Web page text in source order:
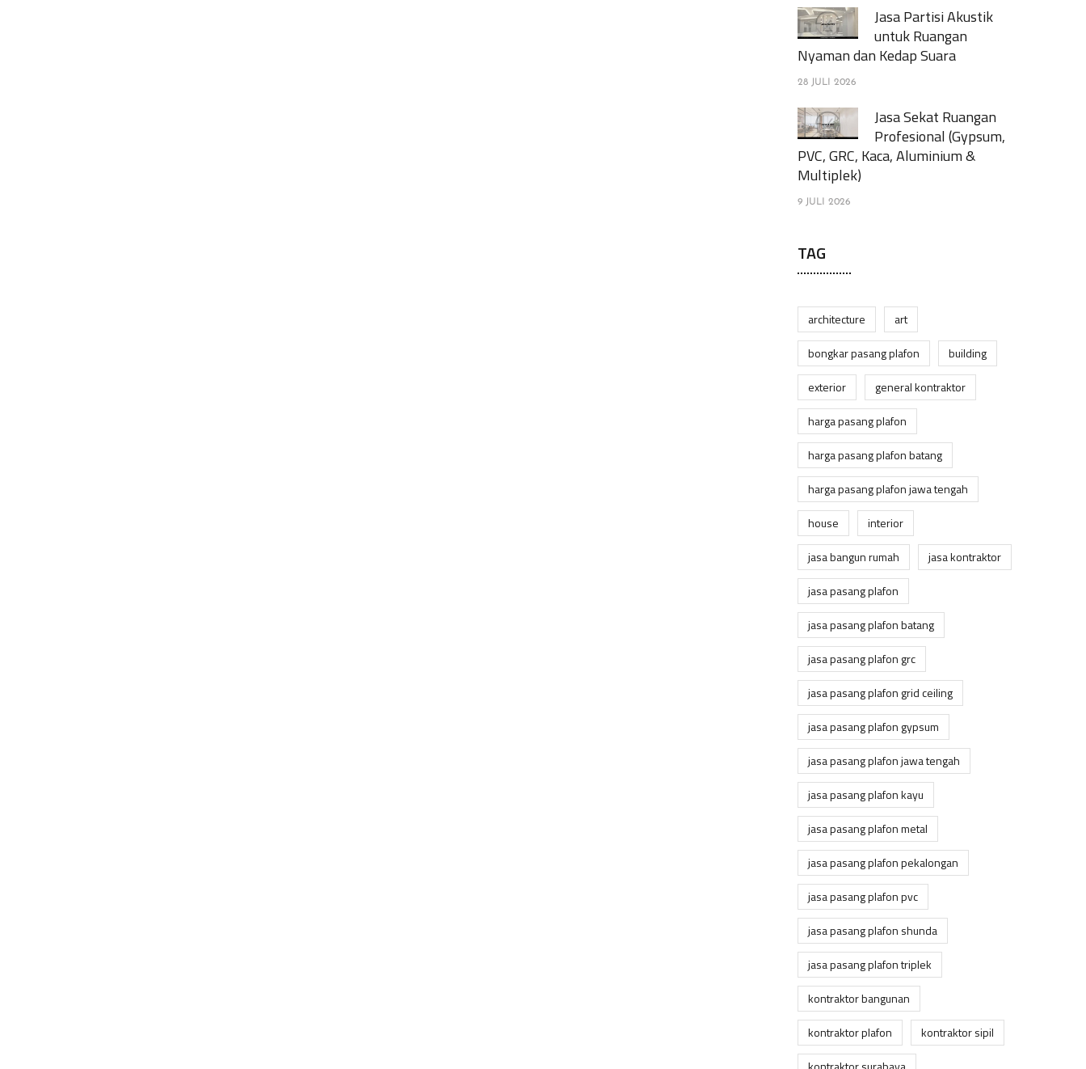
Jasa Partisi Akustik
untuk Ruangan
Nyaman dan Kedap Suara
28 JULI 2026
Jasa Sekat Ruangan
Profesional (Gypsum,
PVC, GRC, Kaca, Aluminium &
Multiplek)
9 JULI 2026
TAG
architecture
art
bongkar pasang plafon
building
exterior
general kontraktor
harga pasang plafon
harga pasang plafon batang
harga pasang plafon jawa tengah
house
interior
jasa bangun rumah
jasa kontraktor
jasa pasang plafon
jasa pasang plafon batang
jasa pasang plafon grc
jasa pasang plafon grid ceiling
jasa pasang plafon gypsum
jasa pasang plafon jawa tengah
jasa pasang plafon kayu
jasa pasang plafon metal
jasa pasang plafon pekalongan
jasa pasang plafon pvc
jasa pasang plafon shunda
jasa pasang plafon triplek
kontraktor bangunan
kontraktor plafon
kontraktor sipil